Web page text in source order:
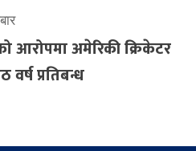
आरोपमा अमेरिकी क्रिकेटर
प्रतिबन्ध